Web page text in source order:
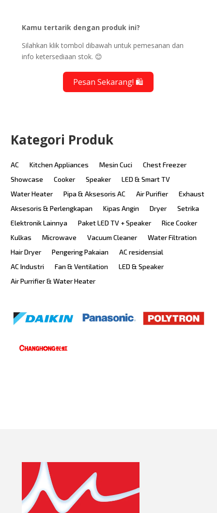
Kamu tertarik dengan produk ini?
Silahkan klik tombol dibawah untuk pemesanan dan
info ketersediaan stok. 😊
Pesan Sekarang! 🛍️
Kategori Produk
AC Kitchen Appliances Mesin Cuci
Chest Freezer
Showcase
Cooker Speaker
LED & Smart TV
Water Heater
Pipa & Aksesoris AC Air Purifier
Exhaust
Aksesoris & Perlengkapan
Kipas Angin Dryer
Setrika
Elektronik Lainnya
Paket LED TV + Speaker
Rice Cooker
Kulkas
Microwave Vacuum Cleaner
Water Filtration
Hair Dryer
Pengering Pakaian
AC residensial
AC Industri
Fan & Ventilation
LED & Speaker
Air Purrifier & Water Heater